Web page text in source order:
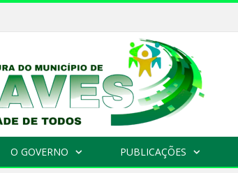
O GOVERNO PUBLICAÇÕES